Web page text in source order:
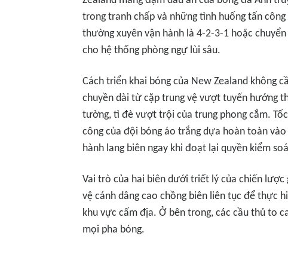
trong tranh chấp và những tình huống tấn
thường xuyên vận hành là 4-2-3-1 hoặc
cho hệ thống phòng ngự lùi sâu.
Cách triển khai bóng của New Zealand không
chuyền dài từ cặp trung vệ vượt tuyến hướng
tường, tì đè vượt trội của trung phong cắm.
công của đội bóng áo trắng dựa hoàn toàn
hành lang biên ngay khi đoạt lại quyền kiểm
Vai trò của hai biên dưới triết lý của chiến
vệ cánh dâng cao chồng biên liên tục để thực
khu vực cấm địa. Ở bên trong, các cầu thủ to
mọi pha bóng.